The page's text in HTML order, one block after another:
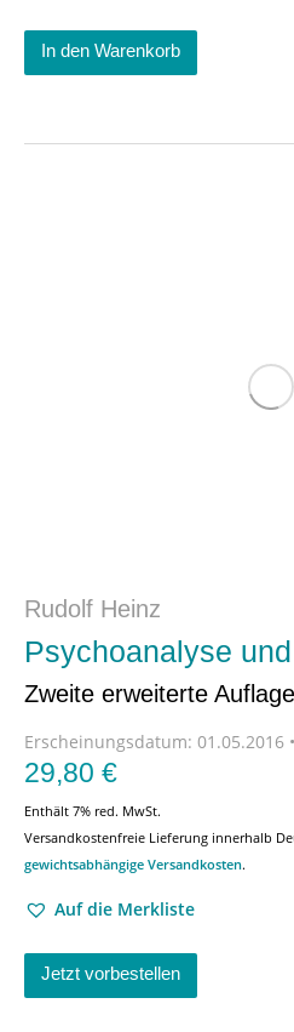
In den Warenkorb
Rudolf Heinz
Psychoanalyse
Zweite erweiterte Auflage
Erscheinungsdatum: 01.05.2016
29,80 €
Enthält 7% red. MwSt.
Versandkostenfreie Lieferung innerhalb
gewichtsabhängige Versandkosten.
Auf die Merkliste
Jetzt vorbestellen